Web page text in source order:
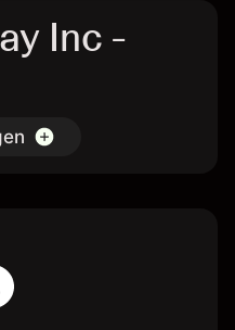
Inc -